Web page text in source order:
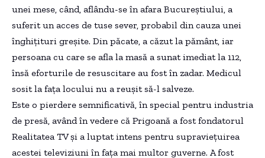
unei mese, când, aflându-se în afara Bucureștiului, a
suferit un acces de tuse sever, probabil din cauza unei
înghițituri greșite. Din păcate, a căzut la pământ, iar
persoana cu care se afla la masă a sunat imediat la 112,
însă eforturile de resuscitare au fost în zadar. Medicul
sosit la fața locului nu a reușit să-l salveze.
Este o pierdere semnificativă, în special pentru industria
de presă, având în vedere că Prigoană a fost fondatorul
Realitatea TV și a luptat intens pentru supraviețuirea
acestei televiziuni în fața mai multor guverne. A fost